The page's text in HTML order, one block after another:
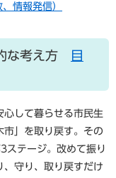
情報発信）
な考え方
目
心して暮らせる市民生
市」を取り戻す。その
ステージ。改めて振り
、守り、取り戻すだけ